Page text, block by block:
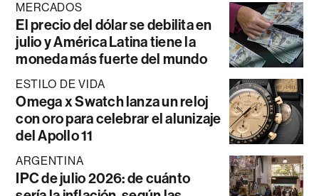
MERCADOS
El precio del dólar se debilita en
julio y América Latina tiene la
moneda más fuerte del mundo
ESTILO DE VIDA
Omega x Swatch lanza un reloj
con oro para celebrar el alunizaje
del Apollo 11
ARGENTINA
IPC de julio 2026: de cuánto